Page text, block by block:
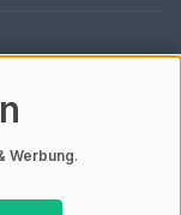
Werbung.